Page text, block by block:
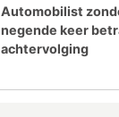
Automobilist
negende keer
achtervolging